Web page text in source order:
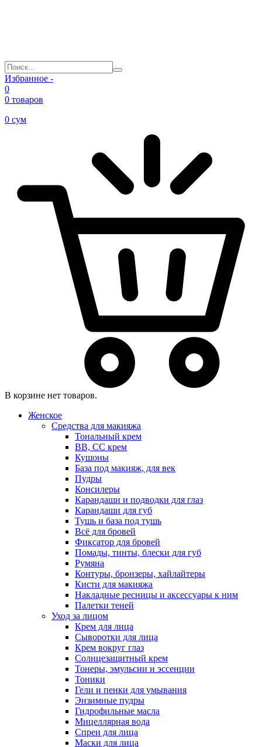
Избранное -
0
0 товаров
0 сум
В корзине нет товаров.
Женское
Средства для макияжа
Тональный крем
BB, CC крем
Кушоны
База под макияж, для век
Пудры
Консилеры
Карандаши и подводки для глаз
Карандаши для губ
Тушь и база под тушь
Всё для бровей
Фиксатор для бровей
Помады, тинты, блески для губ
Румяна
Контуры, бронзеры, хайлайтеры
Кисти для макияжа
Накладные ресницы и аксессуары к ним
Палетки теней
Уход за лицом
Крем для лица
Сыворотки для лица
Крем вокруг глаз
Солнцезащитный крем
Тонеры, эмульсии и эссенции
Тоники
Гели и пенки для умывания
Энзимные пудры
Гидрофильные масла
Мицеллярная вода
Спреи для лица
Маски для лица